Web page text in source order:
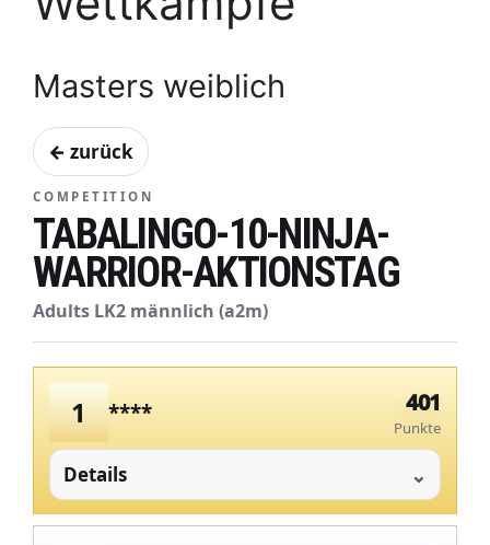
Masters weiblich
← zurück
COMPETITION
TABALINGO-10-NINJA-
WARRIOR-AKTIONSTAG
Adults LK2 männlich (a2m)
1 **** 401
Punkte
Details